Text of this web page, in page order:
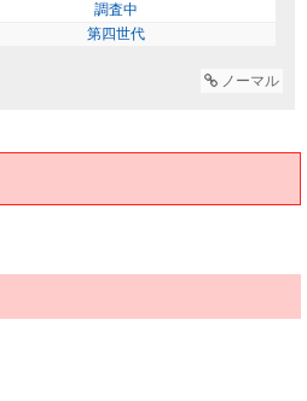
調査中
第四世代
ノーマル